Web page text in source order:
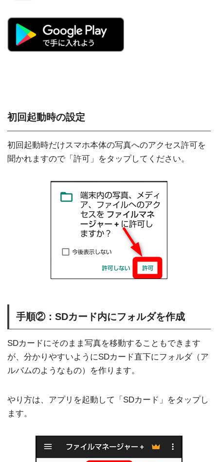
初回起動時の設定
初回起動時だけスマホ本体の写真へのアクセス許可を
聞かれますので「許可」をタップしてください。
手順②：SDカード内にフォルダを作成
SDカードにそのまま写真を移動することもできます
が、分かりやすいようにSDカード直下にフォルダ（ア
ルバムのようなもの）を作ります。
やり方は、アプリを起動して「SDカード」をタップし
ます。